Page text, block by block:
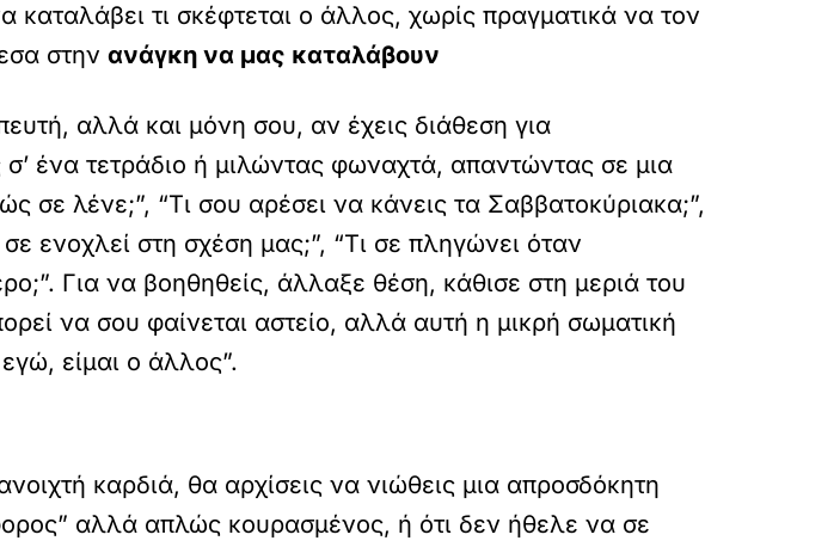
τι σκέφτεται ο άλλος, χωρίς πραγματικά να τον
στην ανάγκη να μας καταλάβουν
αλλά και μόνη σου, αν έχεις διάθεση για
ένα τετράδιο ή μιλώντας φωναχτά, απαντώντας σε μια
λένε;”, “Τι σου αρέσει να κάνεις τα Σαββατοκύριακα;”,
ενοχλεί στη σχέση μας;”, “Τι σε πληγώνει όταν
Για να βοηθηθείς, άλλαξε θέση, κάθισε στη μεριά του
να σου φαίνεται αστείο, αλλά αυτή η μικρή σωματική
είμαι ο άλλος”.
καρδιά, θα αρχίσεις να νιώθεις μια απροσδόκητη
αλλά απλώς κουρασμένος, ή ότι δεν ήθελε να σε